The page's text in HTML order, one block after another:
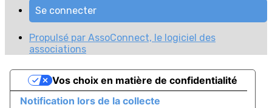
Se connecter
Propulsé par AssoConnect, le logiciel des
associations
Notification lors de la collecte
Vos choix en matière de confidentialité